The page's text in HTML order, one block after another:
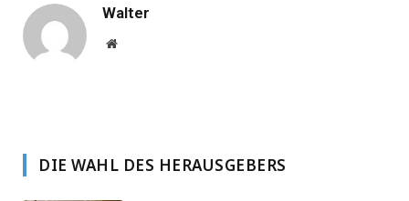
Walter
Website
DIE WAHL DES HERAUSGEBERS